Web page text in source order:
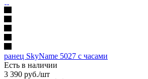
ранец SkyName 5027 с часами
Есть в наличии
3 390 руб./шт